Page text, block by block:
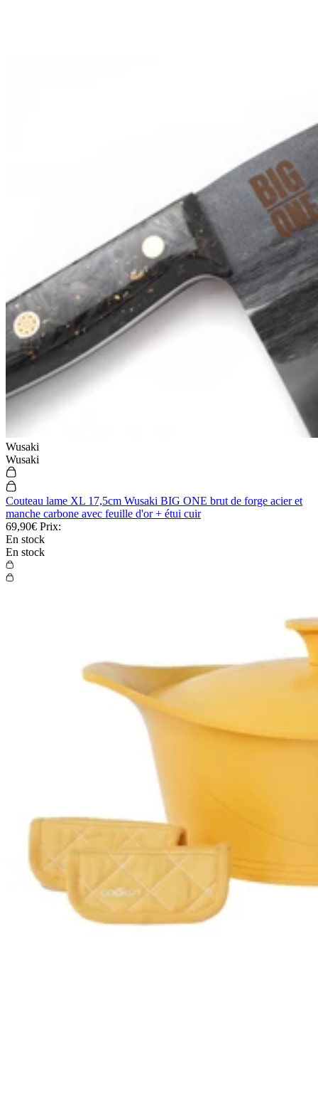
Wusaki
Wusaki
Couteau lame XL 17,5cm Wusaki BIG ONE brut de forge acier et
manche carbone avec feuille d'or + étui cuir
69,90€ Prix:
En stock
En stock